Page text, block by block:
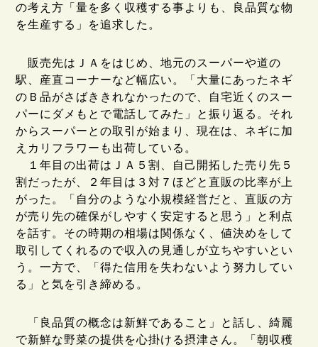
の考え方「量を多く収穫する事よりも、良品質な物
を生産する」を追求した。
販売先はＪＡをはじめ、地元のスーパーや道の
駅、産直コーナーなど幅広い。「大量にあったネギ
のＢ品がさばききれなかったので、自宅近くのスー
パーにダメもとで電話してみた」と振り返る。それ
からスーパーとの取引が始まり、現在は、ネギに加
えカリフラワーも出荷している。
１年目の出荷はＪＡ５割、自己開拓した売り先５
割だったが、２年目は３対７ほどと直販の比率が上
がった。「自分のような小規模経営だと、直販の方
が売り先の確保がしやすく安定すると思う」と利点
を話す。その時期の相場は関係なく、値決めをして
取引してくれるので収入の見通しが立ちやすいとい
う。一方で、「得た信用を失わないよう努力してい
る」と気を引き締める。
「良品質の概念は新鮮であること」と話し、綺麗
で新鮮な野菜の提供を心掛ける摂津さん。「朝収穫